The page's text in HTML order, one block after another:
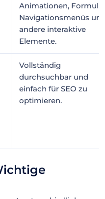
Animationen,
Navigationsmenüs
andere interaktive
Elemente.
Vollständig
durchsuchbar und
einfach für SEO zu
optimieren.